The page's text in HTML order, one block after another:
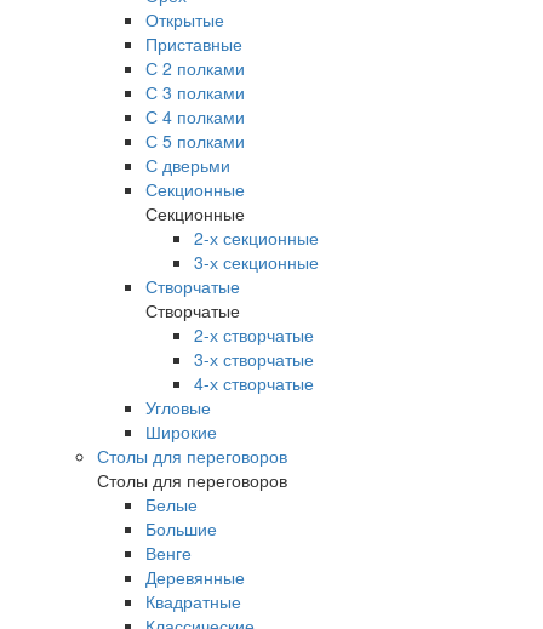
Открытые
Приставные
С 2 полками
С 3 полками
С 4 полками
С 5 полками
С дверьми
Секционные
Секционные
2-х секционные
3-х секционные
Створчатые
Створчатые
2-х створчатые
3-х створчатые
4-х створчатые
Угловые
Широкие
Столы для переговоров
Столы для переговоров
Белые
Большие
Венге
Деревянные
Квадратные